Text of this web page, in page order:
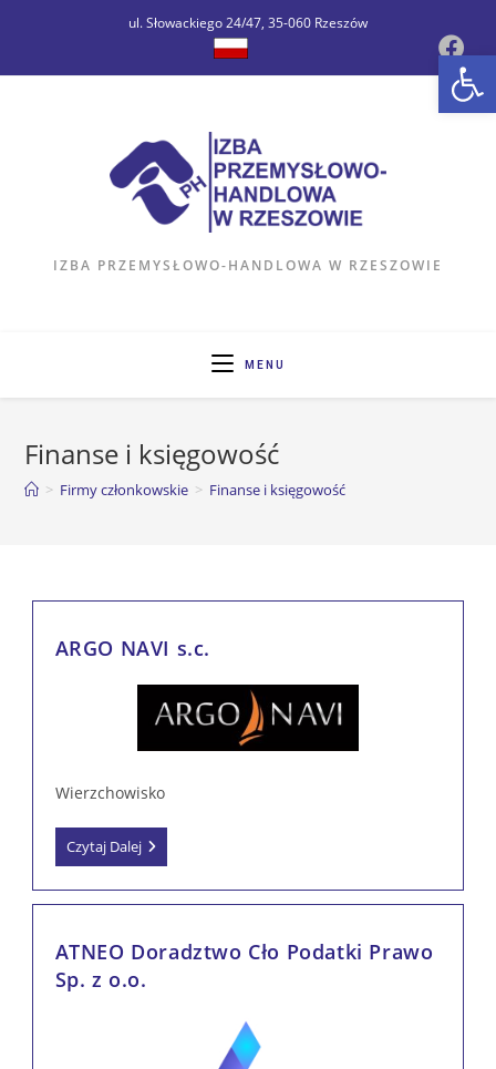
ul. Słowackiego 24/47, 35-060 Rzeszów
IZBA PRZEMYSŁOWO-HANDLOWA W RZESZOWIE
MENU
Finanse i księgowość
> Firmy członkowskie > Finanse i księgowość
ARGO NAVI s.c.
Wierzchowisko
Czytaj DalejARGO
NAVI
ATNEO Doradztwo Cło Podatki Prawo
Sp. z o.o.